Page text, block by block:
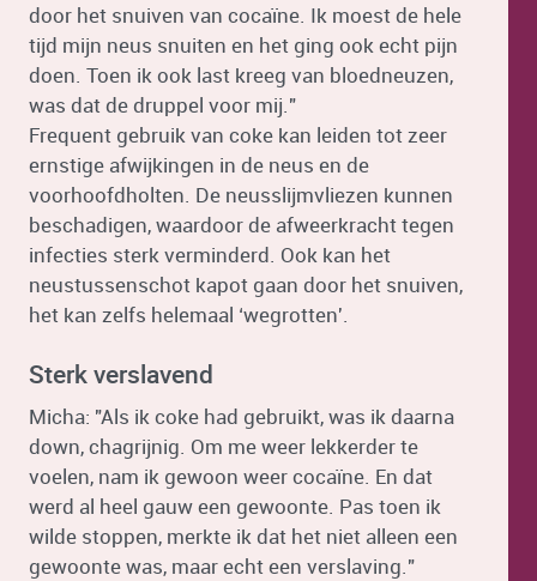
door het snuiven van cocaïne. Ik moest de hele
tijd mijn neus snuiten en het ging ook echt pijn
doen. Toen ik ook last kreeg van bloedneuzen,
was dat de druppel voor mij."
Frequent gebruik van coke kan leiden tot zeer
ernstige afwijkingen in de neus en de
voorhoofdholten. De neusslijmvliezen kunnen
beschadigen, waardoor de afweerkracht tegen
infecties sterk verminderd. Ook kan het
neustussenschot kapot gaan door het snuiven,
het kan zelfs helemaal ‘wegrotten'.
Sterk verslavend
Micha: "Als ik coke had gebruikt, was ik daarna
down, chagrijnig. Om me weer lekkerder te
voelen, nam ik gewoon weer cocaïne. En dat
werd al heel gauw een gewoonte. Pas toen ik
wilde stoppen, merkte ik dat het niet alleen een
gewoonte was, maar echt een verslaving."